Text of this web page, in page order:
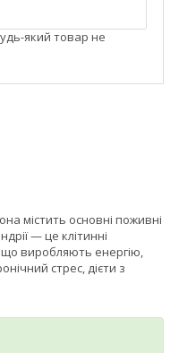
який товар не
містить основні поживні
— це клітинні
що виробляють енергію,
стрес, дієти з